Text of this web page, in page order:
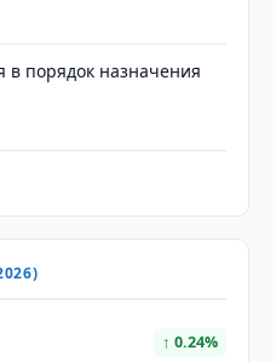
в порядок назначения
↑ 0.24%